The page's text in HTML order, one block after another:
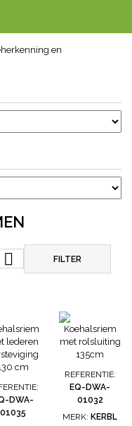
en
 FILTER
DWA-
01035
REFERENTIE:
EQ-DWA-
01032
MERK:KERBL